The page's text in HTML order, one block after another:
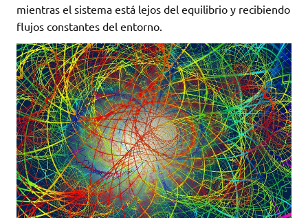
mientras el sistema está lejos del equilibrio y recibiendo
flujos constantes del entorno.